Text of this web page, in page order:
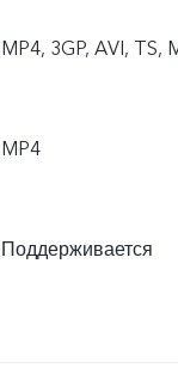
MP4, 3GP, AVI, TS,
MP4
Поддерживается